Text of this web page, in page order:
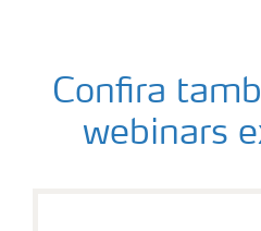
Confira
webinars